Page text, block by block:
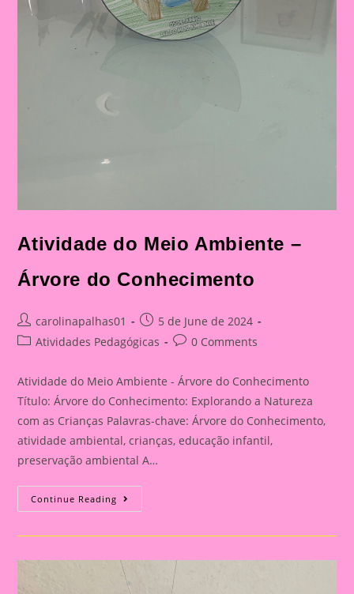
Atividade do Meio Ambiente –
Árvore do Conhecimento
Post
author:
carolinapalhas01
Post
published:
5 de June de 2024
PostAtividades Pedagógicas
Post0 Comments
Atividade do Meio Ambiente - Árvore do Conhecimento
Título: Árvore do Conhecimento: Explorando a Natureza
com as Crianças Palavras-chave: Árvore do Conhecimento,
atividade ambiental, crianças, educação infantil,
preservação ambiental A…
Continue Reading Atividade
Do
Ambiente
Do
Conhecimento